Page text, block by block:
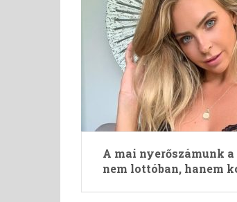
A mai nyerőszámunk a
nem lottóban, hanem